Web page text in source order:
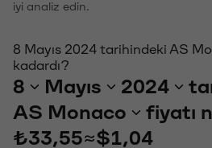
iyi analiz edin.
8 Mayıs 2024 tarihindeki AS
kadardı?
8 Mayıs 2024
AS Monaco
fiyatı
₺33,55≈$1,04